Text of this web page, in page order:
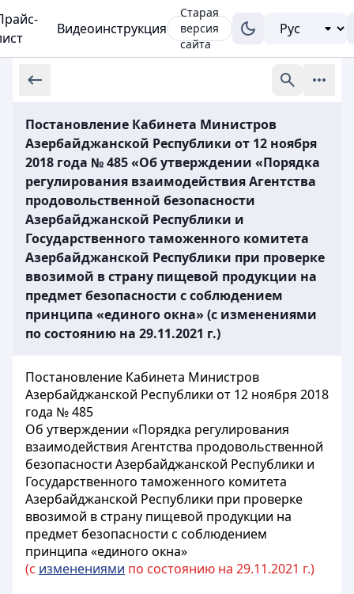
Видеоинструкция
Старая
версия
сайта
Постановление Кабинета Министров
Азербайджанской Республики от 12 ноября
2018 года № 485 «Об утверждении «Порядка
регулирования взаимодействия Агентства
продовольственной безопасности
Азербайджанской Республики и
Государственного таможенного комитета
Азербайджанской Республики при проверке
ввозимой в страну пищевой продукции на
предмет безопасности с соблюдением
принципа «единого окна» (с изменениями
по состоянию на 29.11.2021 г.)
Постановление Кабинета Министров
Азербайджанской Республики от 12 ноября 2018
года № 485
Об утверждении «Порядка регулирования
взаимодействия Агентства продовольственной
безопасности Азербайджанской Республики и
Государственного таможенного комитета
Азербайджанской Республики при проверке
ввозимой в страну пищевой продукции на
предмет безопасности с соблюдением
принципа «единого окна»
(с изменениями по состоянию на 29.11.2021 г.)